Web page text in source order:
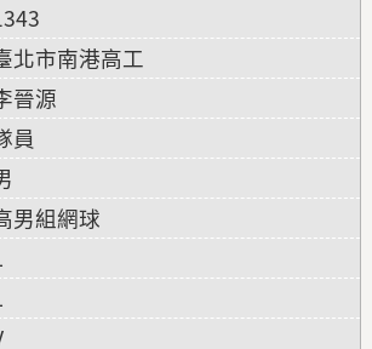
北市南港高工
晉源
員
男組網球